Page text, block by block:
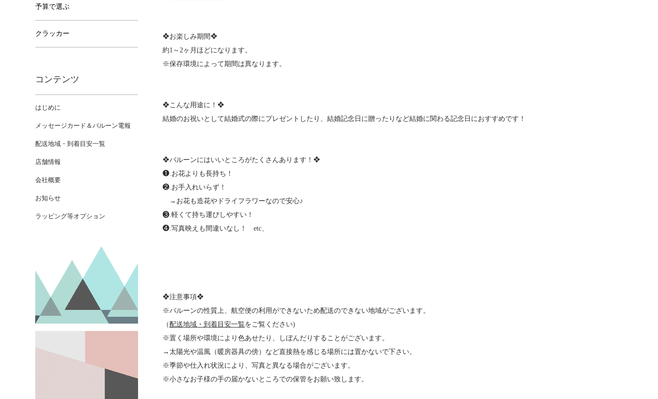
❖お楽しみ期間❖
約1～2ヶ月ほどになります。
※保存環境によって期間は異なります。
❖こんな用途に！❖
結婚のお祝いとして結婚式の際にプレゼントしたり、結婚記念日に贈ったりなど結婚に関わる記念日におすすめです！
❖バルーンにはいいところがたくさんあります！❖
❶.お花よりも長持ち！
❷.お手入れいらず！
→お花も造花やドライフラワーなので安心♪
❸.軽くて持ち運びしやすい！
❹.写真映えも間違いなし！ etc、
❖注意事項❖
※バルーンの性質上、航空便の利用ができないため配送のできない地域がございます。
（ 配送地域・到着目安一覧をご覧ください)
※置く場所や環境により色あせたり、しぼんだりすることがございます。
→太陽光や温風（暖房器具の傍）など直接熱を感じる場所には置かないで下さい。
※季節や仕入れ状況により、写真と異なる場合がございます。
※小さなお子様の手の届かないところでの保管をお願い致します。
予算で選ぶ
クラッカー
コンテンツ
はじめに
メッセージカード＆バルーン電報
配送地域・到着目安一覧
店舗情報
会社概要
お知らせ
ラッピング等オプション